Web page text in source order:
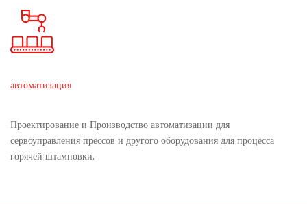
автоматизация
Проектирование и Производство автоматизации для
сервоуправления прессов и другого оборудования для процесса
горячей штамповки.